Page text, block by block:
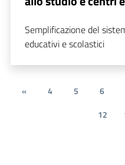
Semplificazione del
educativi e scolastici
« 4 5 6
12